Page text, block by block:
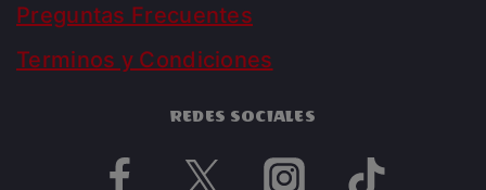
Preguntas Frecuentes
Terminos y Condiciones
REDES SOCIALES